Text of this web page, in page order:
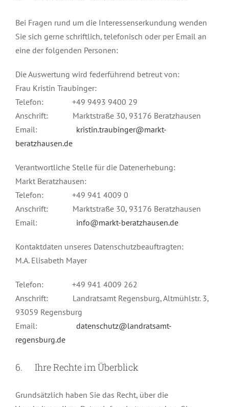
Bei Fragen rund um die Interessenserkundung wenden
Sie sich gerne schriftlich, telefonisch oder per Email an
eine der folgenden Personen:
Die Auswertung wird federführend betreut von:
Frau Kristin Traubinger:
Telefon: +49 9493 9400 29
Anschrift: Marktstraße 30, 93176 Beratzhausen
Email: kristin.traubinger@markt-
beratzhausen.de
Verantwortliche Stelle für die Datenerhebung:
Markt Beratzhausen:
Telefon: +49 941 4009 0
Anschrift: Marktstraße 30, 93176 Beratzhausen
Email: info@markt-beratzhausen.de
Kontaktdaten unseres Datenschutzbeauftragten:
M.A. Elisabeth Mayer
Telefon: +49 941 4009 262
Anschrift: Landratsamt Regensburg, Altmühlstr. 3,
93059 Regensburg
Email: datenschutz@landratsamt-
regensburg.de
6. Ihre Rechte im Überblick
Grundsätzlich haben Sie das Recht, über die